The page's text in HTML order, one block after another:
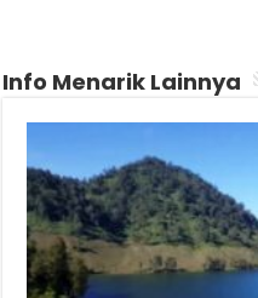
Info Menarik Lainnya